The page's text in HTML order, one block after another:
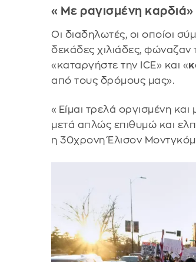
«Με ραγισμένη καρδιά»
Οι διαδηλωτές, οι οποίοι
δεκάδες χιλιάδες,
«καταργήστε την ICE» και «
από τους δρόμους μας».
«Είμαι τρελά οργισμένη
μετά απλώς επιθυμώ και
η 30χρονη Έλισον